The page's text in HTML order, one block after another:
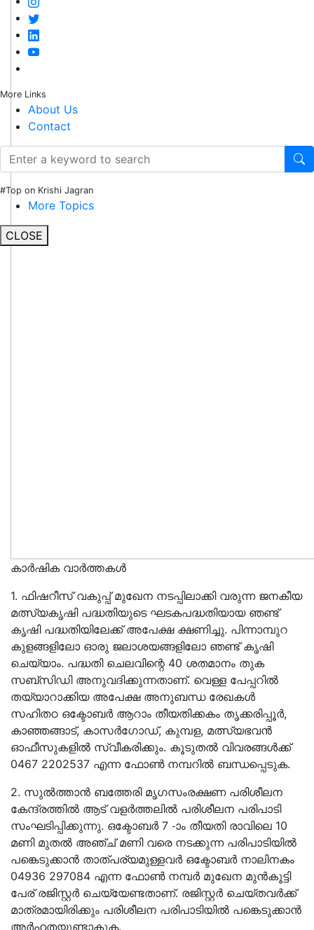
More Links
About Us
Contact
#Top on Krishi Jagran
More Topics
CLOSE
കാർഷിക വാർത്തകൾ
1. ഫിഷറീസ് വകുപ്പ് മുഖേന നടപ്പിലാക്കി വരുന്ന ജനകീയ
മത്സ്യകൃഷി പദ്ധതിയുടെ ഘടകപദ്ധതിയായ ഞണ്ട്
കൃഷി പദ്ധതിയിലേക്ക് അപേക്ഷ ക്ഷണിച്ചു. പിന്നാമ്പുറ
കുളങ്ങളിലോ ഓരു ജലാശയങ്ങളിലോ ഞണ്ട് കൃഷി
ചെയ്യാം. പദ്ധതി ചെലവിന്റെ 40 ശതമാനം തുക
സബ്സിഡി അനുവദിക്കുന്നതാണ്. വെള്ള പേപ്പറില്‍
തയ്യാറാക്കിയ അപേക്ഷ അനുബന്ധ രേഖകള്‍
സഹിതഠ ഒക്ടോബര്‍ ആറാം തീയതിക്കകം തൃക്കരിപ്പൂര്‍,
കാഞ്ഞങ്ങാട്, കാസര്‍ഗോഡ്, കുമ്പള, മത്സ്യഭവന്‍
ഓഫീസുകളില്‍ സ്വീകരിക്കും. കൂടുതൽ വിവരങ്ങൾക്ക്
0467 2202537 എന്ന ഫോൺ നമ്പറിൽ ബന്ധപ്പെടുക.
2. സുൽത്താൻ ബത്തേരി മൃഗസംരക്ഷണ പരിശീലന
കേന്ദ്രത്തിൽ ആട് വളർത്തലിൽ പരിശീലന പരിപാടി
സംഘടിപ്പിക്കുന്നു. ഒക്ടോബർ 7 -ാം തീയതി രാവിലെ 10
മണി മുതൽ അഞ്ച് മണി വരെ നടക്കുന്ന പരിപാടിയിൽ
പങ്കെടുക്കാൻ താത്പര്യമുള്ളവര്‍ ഒക്ടോബർ നാലിനകം
04936 297084 എന്ന ഫോൺ നമ്പർ മുഖേന മുൻകൂട്ടി
പേര് രജിസ്റ്റർ ചെയ്യേണ്ടതാണ്. രജിസ്റ്റർ ചെയ്തവർക്ക്
മാത്രമായിരിക്കും പരിശീലന പരിപാടിയിൽ പങ്കെടുക്കാൻ
അർഹതയുണ്ടാകുക.